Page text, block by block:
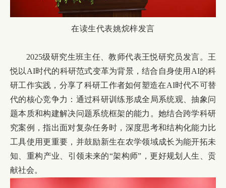
在读生代表姚烷梓发言
2025级研究生班主任、教师代表王悦研究员发言。王
悦以AI时代的科研范式变革为背景，结合自身使用AI的科
研工作实践，分享了科研工作者如何塑造在AI时代不可替
代的核心竞争力：通过科研训练形成全局系统观、抽象问
题本质和构建解决问题系统框架的能力。她结合跨学科研
究案例，指出面对复杂任务时，深度思考和结构化能力比
工具使用更重要，并鼓励新生在农学领域成长为能开拓未
知、重构产业、引领未来的“架构师”，更好规划人生、贡
献社会。